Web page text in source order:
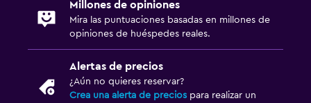
Área de picnic
Bar de tapas
Millones de opiniones
Mira las puntuaciones basadas en millones de
opiniones de huéspedes reales.
Alertas de precios
¿Aún no quieres reservar?
Crea una alerta de precios para realizar un